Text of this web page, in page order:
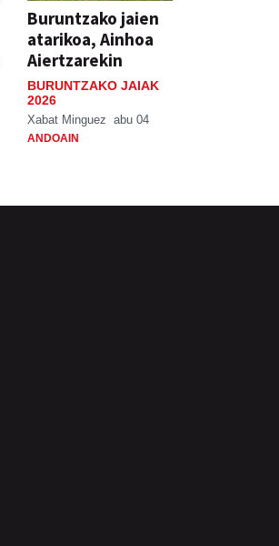
Buruntzako jaien
atarikoa, Ainhoa
Aiertzarekin
BURUNTZAKO JAIAK
2026
Xabat Minguez abu 04
ANDOAIN